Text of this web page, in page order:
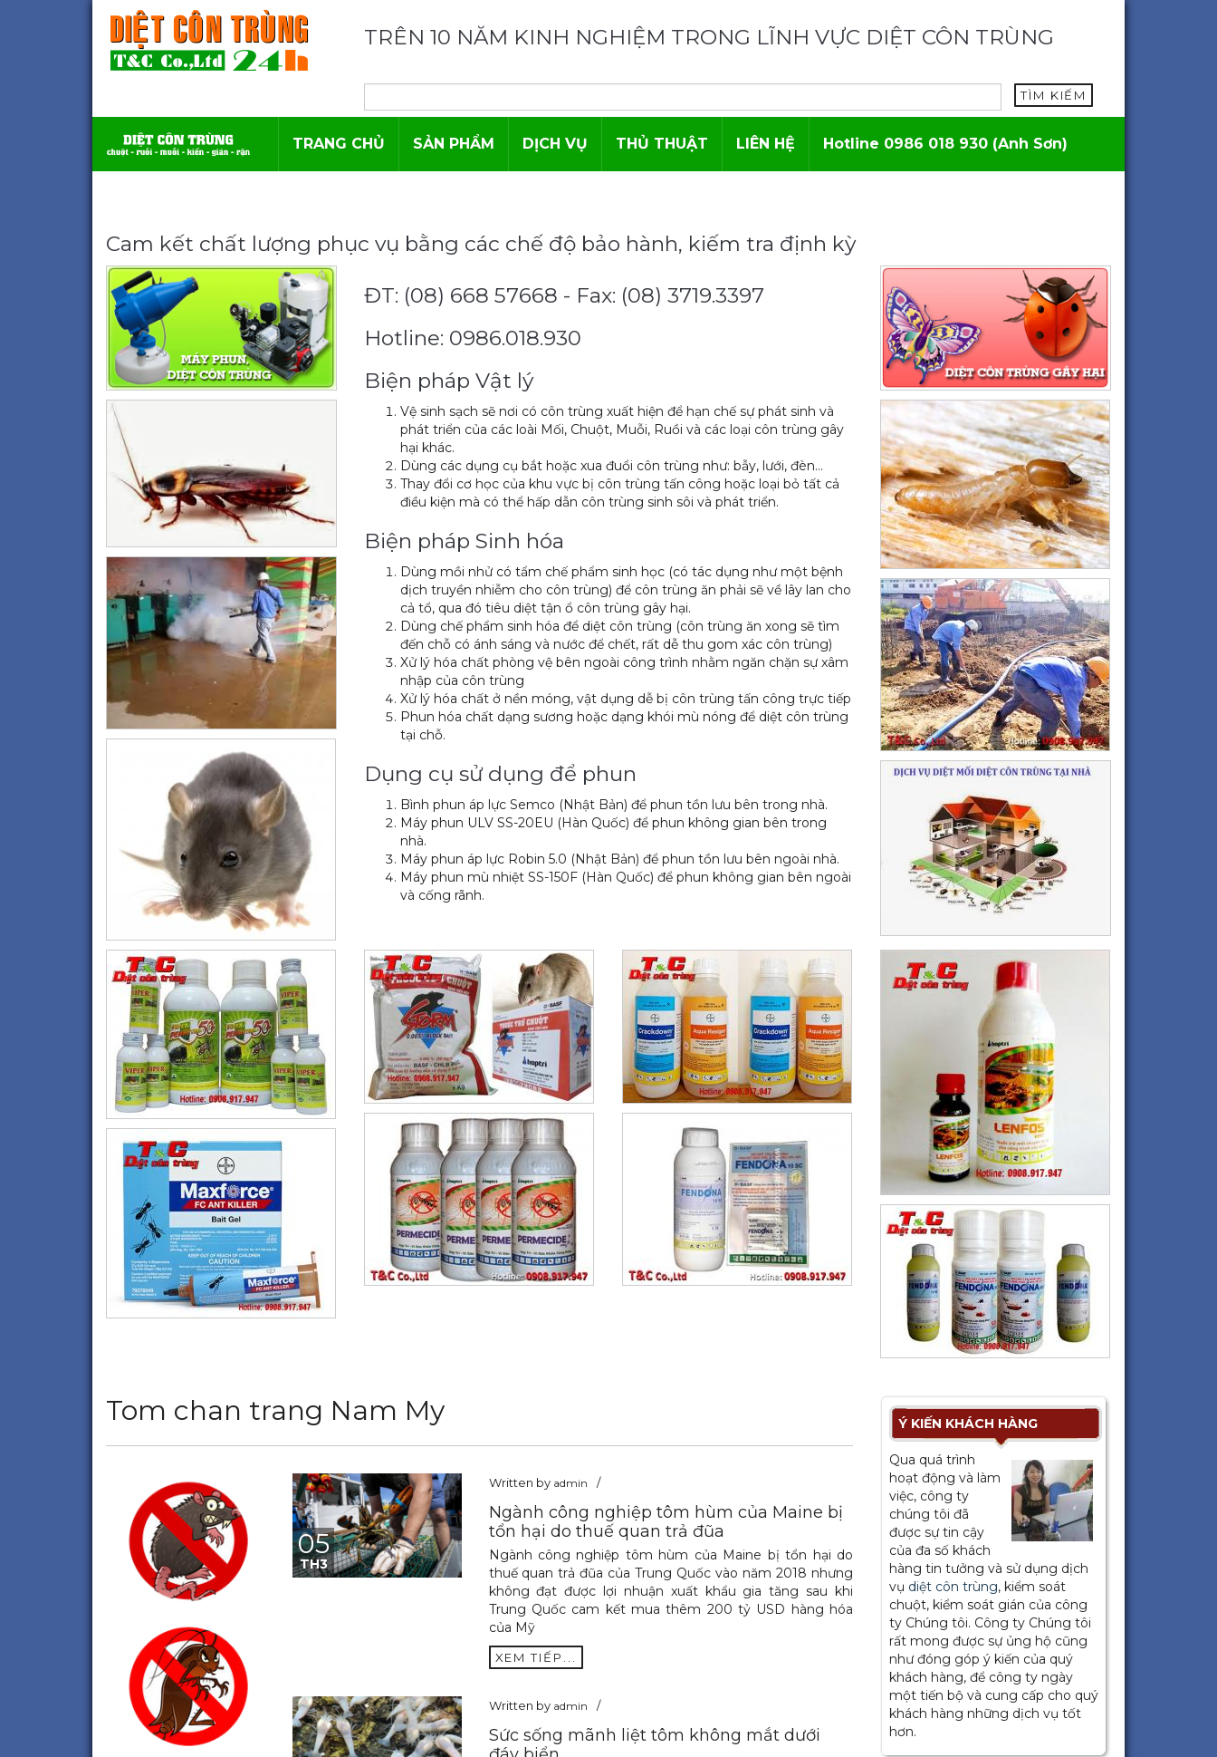
TRÊN 10 NĂM KINH NGHIỆM TRONG LĨNH VỰC DIỆT CÔN TRÙNG
TÌM KIẾM
TRANG CHỦ SẢN PHẨM DỊCH VỤ THỦ THUẬT LIÊN HỆ Hotline 0986 018 930 (Anh Sơn)
Cam kết chất lượng phục vụ bằng các chế độ bảo hành, kiếm tra định kỳ
ĐT: (08) 668 57668 - Fax: (08) 3719.3397
Hotline: 0986.018.930
Biện pháp Vật lý
Vệ sinh sạch sẽ nơi có côn trùng xuất hiện để hạn chế sự phát sinh và
phát triển của các loài Mối, Chuột, Muỗi, Ruồi và các loại côn trùng gây
hại khác.
Dùng các dụng cụ bắt hoặc xua đuổi côn trùng như: bẫy, lưới, đèn…
Thay đổi cơ học của khu vực bị côn trùng tấn công hoặc loại bỏ tất cả
điều kiện mà có thể hấp dẫn côn trùng sinh sôi và phát triển.
Biện pháp Sinh hóa
Dùng mồi nhử có tẩm chế phẩm sinh học (có tác dụng như một bệnh
dịch truyền nhiễm cho côn trùng) để côn trùng ăn phải sẽ về lây lan cho
cả tổ, qua đó tiêu diệt tận ổ côn trùng gây hại.
Dùng chế phẩm sinh hóa để diệt côn trùng (côn trùng ăn xong sẽ tìm
đến chỗ có ánh sáng và nước để chết, rất dễ thu gom xác côn trùng)
Xử lý hóa chất phòng vệ bên ngoài công trình nhằm ngăn chặn sự xâm
nhập của côn trùng
Xử lý hóa chất ở nền móng, vật dụng dễ bị côn trùng tấn công trực tiếp
Phun hóa chất dạng sương hoặc dạng khói mù nóng để diệt côn trùng
tại chỗ.
Dụng cụ sử dụng để phun
Bình phun áp lực Semco (Nhật Bản) để phun tồn lưu bên trong nhà.
Máy phun ULV SS-20EU (Hàn Quốc) để phun không gian bên trong
nhà.
Máy phun áp lực Robin 5.0 (Nhật Bản) để phun tồn lưu bên ngoài nhà.
Máy phun mù nhiệt SS-150F (Hàn Quốc) để phun không gian bên ngoài
và cống rãnh.
Tom chan trang Nam My
05
TH3
Written by admin
Ngành công nghiệp tôm hùm của Maine bị
tổn hại do thuế quan trả đũa
Ngành công nghiệp tôm hùm của Maine bị tổn hại do
thuế quan trả đũa của Trung Quốc vào năm 2018 nhưng
không đạt được lợi nhuận xuất khẩu gia tăng sau khi
Trung Quốc cam kết mua thêm 200 tỷ USD hàng hóa
của Mỹ
XEM TIẾP...
Written by admin
Sức sống mãnh liệt tôm không mắt dưới
Ý KIẾN KHÁCH HÀNG
Qua quá trình
hoạt động và làm
việc, công ty
chúng tôi đã
được sự tin cậy
của đa số khách
hàng tin tưởng và sử dụng dịch
vụ diệt côn trùng, kiểm soát
chuột, kiểm soát gián của công
ty Chúng tôi. Công ty Chúng tôi
rất mong được sự ủng hộ cũng
như đóng góp ý kiến của quý
khách hàng, để công ty ngày
một tiến bộ và cung cấp cho quý
khách hàng những dịch vụ tốt
hơn.